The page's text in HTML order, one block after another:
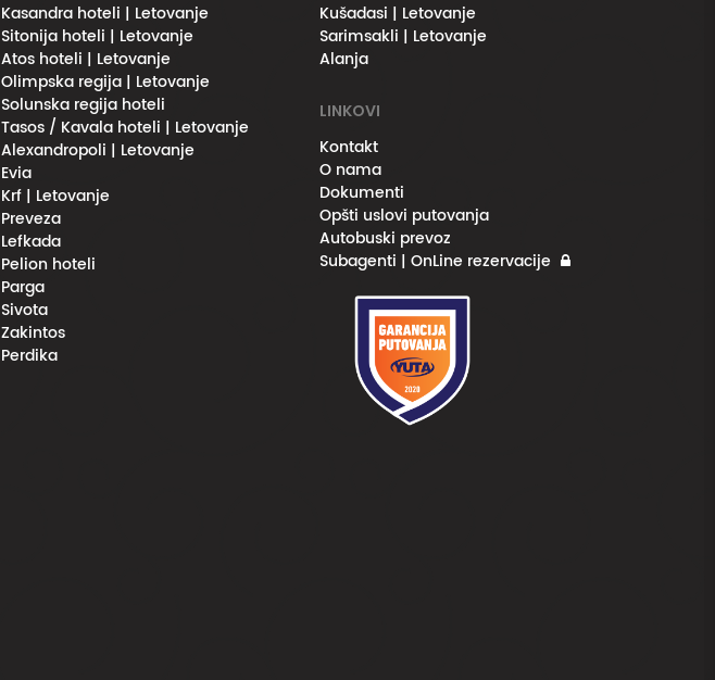
Kasandra hoteli | Letovanje
Sitonija hoteli | Letovanje
Atos hoteli | Letovanje
Olimpska regija | Letovanje
Solunska regija hoteli
Tasos / Kavala hoteli | Letovanje
Alexandropoli | Letovanje
Evia
Krf | Letovanje
Preveza
Lefkada
Pelion hoteli
Parga
Sivota
Zakintos
Perdika
Kušadasi | Letovanje
Sarimsakli | Letovanje
Alanja
LINKOVI
Kontakt
O nama
Dokumenti
Opšti uslovi putovanja
Autobuski prevoz
Subagenti | OnLine rezervacije